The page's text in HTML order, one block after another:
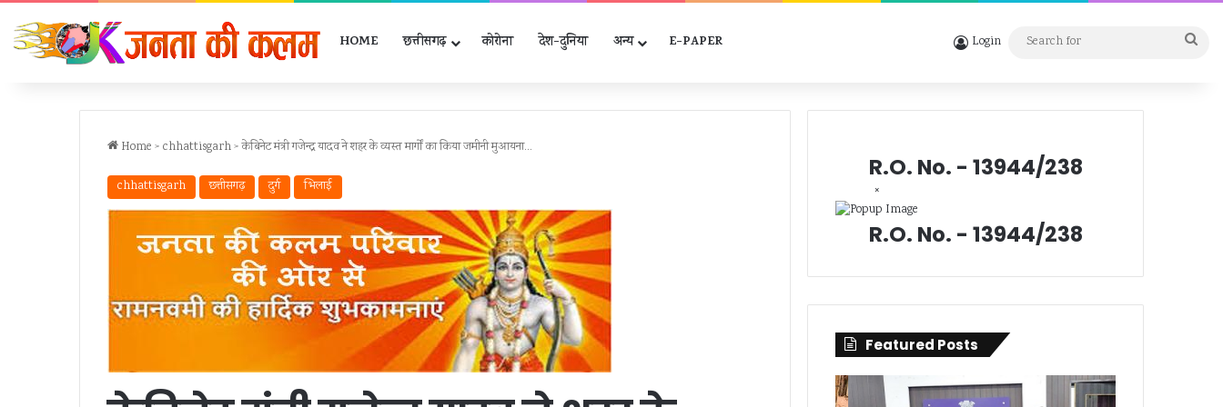
HOME छत्तीसगढ़ कोरोना देश-दुनिया अन्‍य E-PAPER Login
Home > chhattisgarh> केबिनेट मंत्री गजेन्द्र यादव ने शहर के व्यस्त मार्गों का किया जमीनी मुआयना…
chhattisgarh छत्तीसगढ़ दुर्ग भिलाई
R.O. No. - 13944/238
×
R.O. No. - 13944/238
Featured Posts
स्तरीय
यूज
दुर्ग
में
संत
रविदास